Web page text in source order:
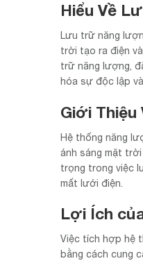
Hiểu Về
Lưu trữ năng
trời tạo ra điện
trữ năng lượng,
hóa sự độc lập
Giới
Hệ thống năng
ánh sáng mặt
trọng trong việc
mất lưới điện.
Lợi Ích
Việc tích hợp hệ
bằng cách cung